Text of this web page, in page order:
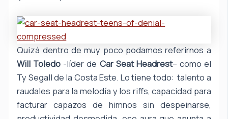
Quizá dentro de muy poco podamos referirnos a
Will Toledo -líder de Car Seat Headrest– como el
Ty Segall de la Costa Este. Lo tiene todo: talento a
raudales para la melodía y los riffs, capacidad para
facturar capazos de himnos sin despeinarse,